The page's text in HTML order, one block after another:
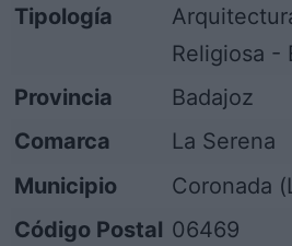
Tipología
Religiosa -
Provincia
Badajoz
Comarca
La Serena
Municipio
Coronada
Código Postal 06469